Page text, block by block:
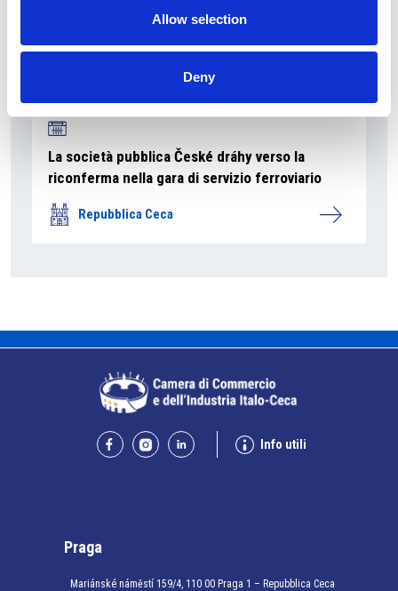
Allow selection
Deny
La società pubblica České dráhy verso la
riconferma nella gara di servizio ferroviario
Repubblica Ceca
Info utili
Praga
Mariánské náměstí 159/4, 110 00 Praga 1 – Repubblica Ceca